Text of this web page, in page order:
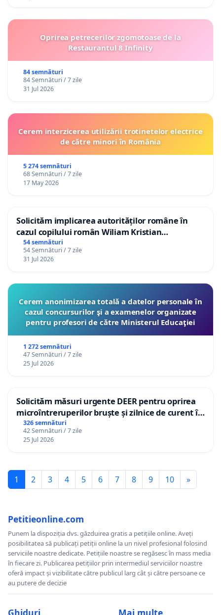
Oprirea petrecerilor zgomotoase de la
Restaurantul 8 Infinity
84 semnături
84 Semnături / 7 zile
31 Jul 2026
Cerem interzicerea utilizării trotinetelor electrice
de către minori în România
5 274 semnături
68 Semnături / 7 zile
17 May 2026
Solicităm implicarea autorităților române în
cazul copilului român Wiliam Kristian
Gheorghe, aflat în plasament în Danemarca de
12 ani
54 semnături
54 Semnături / 7 zile
31 Jul 2026
Cerem anonimizarea totală a datelor personale în
cazul concursurilor şi a examenelor organizate
pentru profesori de către Ministerul Educaţiei
1 272 semnături
47 Semnături / 7 zile
25 Jul 2026
Solicităm măsuri urgente DEER pentru oprirea
microîntreruperilor bruște și zilnice de curent în
Sâncraiu de Mureș și Nazna
326 semnături
42 Semnături / 7 zile
25 Jul 2026
1 2 3 4 5 6 7 8 9 10 »
Petitieonline.com
Punem la dispoziția dvs. găzduirea gratis a petițiile online. Aveți
posibilitatea să publicați petiții online la un nivel profesional folosind
serviciile noastre dedicate. Petițiile noastre se regăsesc în mass media
în fiecare zi. Publicarea petițiilor prin intermediul serviciilor noastre
oferă impact și vizibilitate către publicul larg cât și către persoane ce
au putere de decizie
Ghiduri Mai multe